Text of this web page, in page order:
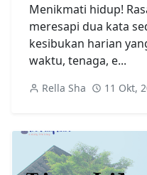
Menikmati hidup!
meresapi dua kata
kesibukan harian
waktu, tenaga, e...
Rella Sha 11 Okt,